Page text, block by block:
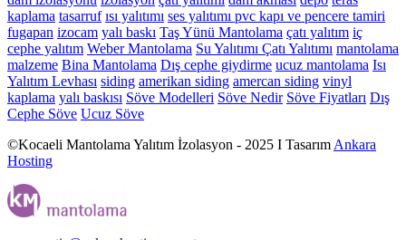
kaplama tasarruf ısı yalıtımı ses yalıtımı pvc kapı ve pencere tamiri
fugapan izocam yalı baskı Taş Yünü Mantolama çatı yalıtım iç
cephe yalıtım Weber Mantolama Su Yalıtımı Çatı Yalıtımı mantolama
malzeme Bina Mantolama Dış cephe giydirme ucuz mantolama Isı
Yalıtım Levhası siding amerikan siding amercan siding vinyl
kaplama yalı baskısı Söve Modelleri Söve Nedir Söve Fiyatları Dış
Cephe Söve Ucuz Söve
©Kocaeli Mantolama Yalıtım İzolasyon - 2025 I TasarımAnkara
Hosting